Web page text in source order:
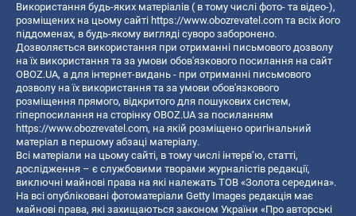
Використання будь-яких матеріалів ( в тому числі фото- та відео-),
розміщених на цьому сайті https://www.obozrevatel.com та всіх його
піддоменах, в будь-якому вигляді суворо заборонено.
Дозволяється використання при отриманні письмового дозволу
на їх використання та за умови обов'язкового посилання на сайт
OBOZ.UA, а для інтернет-видань - при отриманні письмового
дозволу на їх використання та за умови обов'язкового
розміщення прямого, відкритого для пошукових систем,
гіперпосилання на сторінку OBOZ.UA за посиланням
https://www.obozrevatel.com, на якій розміщено оригінальний
матеріал в першому абзаці матеріалу.
Всі матеріали на цьому сайті, в тому числі інтерв’ю, статті,
дослідження – є службовими творами журналістів редакції,
виключні майнові права на які належать ТОВ «Золота середина».
На всі опубліковані фотоматеріали Getty Images редакція має
майнові права, які захищаються законом України «Про авторські